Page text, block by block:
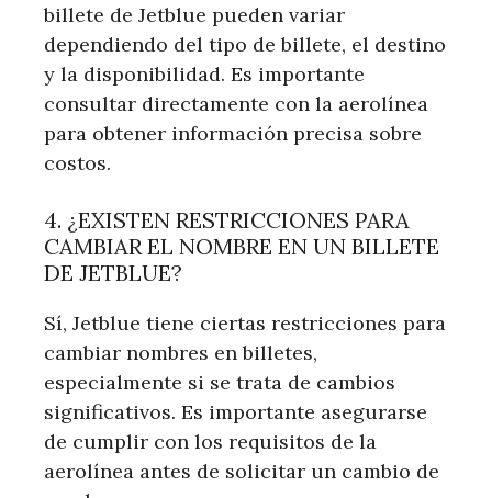
billete de Jetblue pueden variar
dependiendo del tipo de billete, el destino
y la disponibilidad. Es importante
consultar directamente con la aerolínea
para obtener información precisa sobre
costos.
4. ¿EXISTEN RESTRICCIONES PARA
CAMBIAR EL NOMBRE EN UN BILLETE
DE JETBLUE?
Sí, Jetblue tiene ciertas restricciones para
cambiar nombres en billetes,
especialmente si se trata de cambios
significativos. Es importante asegurarse
de cumplir con los requisitos de la
aerolínea antes de solicitar un cambio de